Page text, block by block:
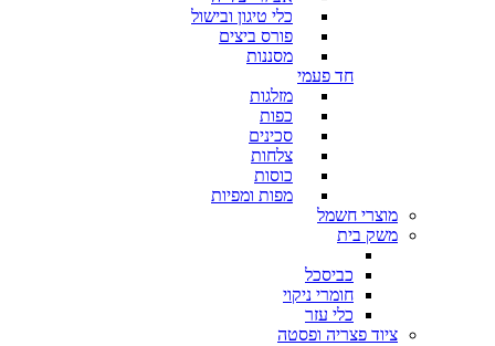
כלי טיגון ובישול
פורס ביצים
מסננות
חד פעמי
מזלגות
כפות
סכינים
צלחות
כוסות
מפות ומפיות
מוצרי חשמל
משק בית
כביסכל
חומרי ניקוי
כלי עזר
ציוד פצריה ופסטה